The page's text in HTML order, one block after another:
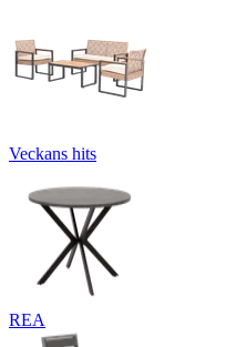
Veckans hits
REA